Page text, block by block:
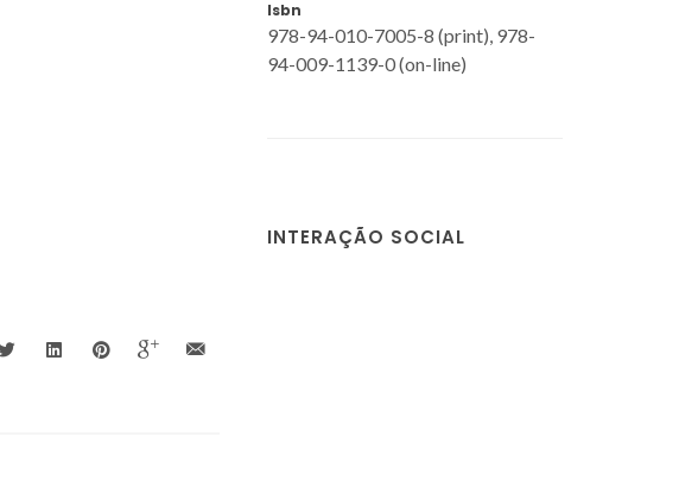
Isbn
978-94-010-7005-8 (print), 978-
94-009-1139-0 (on-line)
INTERAÇÃO SOCIAL